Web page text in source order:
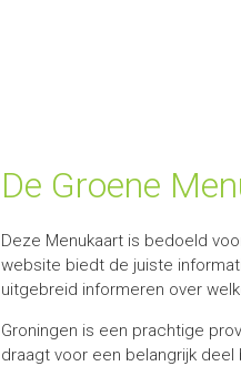
De Groene
Deze Menukaart is bedoeld
website biedt de juiste
uitgebreid informeren over
Groningen is een prachtige
draagt voor een belangrijk